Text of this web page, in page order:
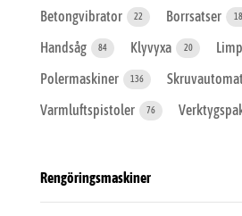
Betongvibrator 22 Borrsatser
Handsåg 84 Klyvyxa 20
Polermaskiner 136 Skruvautomat
Varmluftspistoler 76
Rengöringsmaskiner